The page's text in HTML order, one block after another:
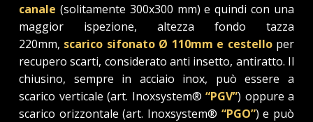
canale (solitamente 300x300 mm) e quindi con una
maggior ispezione, altezza fondo tazza
220mm, scarico sifonato Ø 110mm e cestelloper
recupero scarti, considerato anti insetto, antiratto. Il
chiusino, sempre in acciaio inox, può essere a
scarico verticale (art. Inoxsystem® “PGV”) oppure a
scarico orizzontale (art. Inoxsystem® “PGO”) e può